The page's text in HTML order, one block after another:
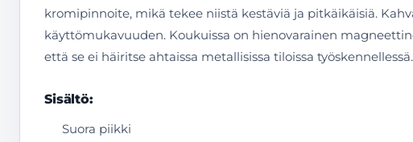
kromipinnoite, mikä tekee niistä kestäviä ja pitkäikäisiä.
käyttömukavuuden. Koukuissa on hienovarainen
että se ei häiritse ahtaissa metallisissa tiloissa työskennellessä.
Sisältö:
Suora piikki